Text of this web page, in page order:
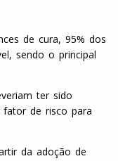
de cura, 95% dos
sendo o principal
ter sido
fator de risco para
da adoção de